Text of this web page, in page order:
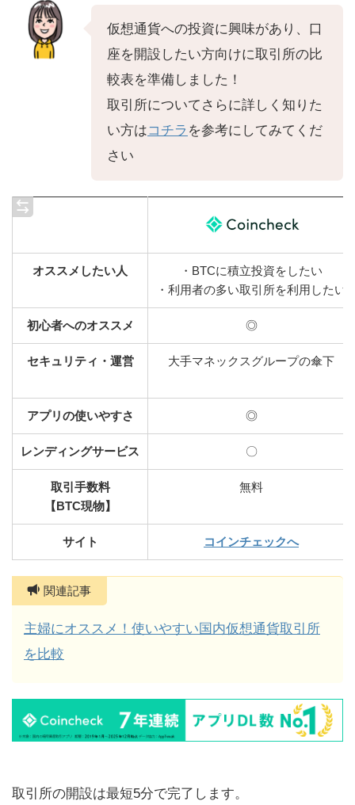
仮想通貨への投資に興味があり、口
座を開設したい方向けに取引所の比
較表を準備しました！
取引所についてさらに詳しく知りた
い方はコチラ を参考にしてみてくだ
さい
オススメしたい人
・BTCに積立投資をしたい
・利用者の多い取引所を利用したい
初心者へのオススメ ◎
セキュリティ・運営 大手マネックスグループの傘下
アプリの使いやすさ ◎
レンディングサービス 〇
取引手数料
【BTC現物】
無料
サイト コインチェックへ
関連記事
主婦にオススメ！使いやすい国内仮想通貨取引所
を比較
取引所の開設は最短5分で完了します。